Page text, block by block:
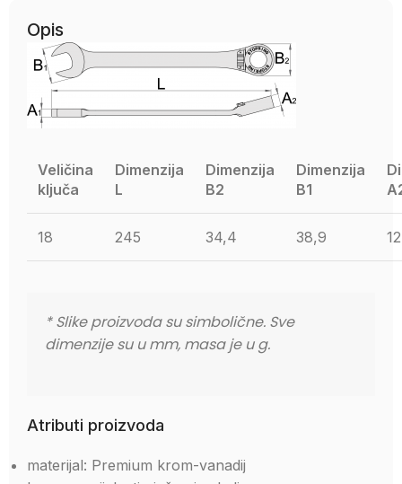
Opis
Veličina
ključa
Dimenzija
L
Dimenzija
B2
Dimenzija
B1
18 245 34,4 38,9 12
* Slike proizvoda su simbolične. Sve
dimenzije su u mm, masa je u g.
Atributi proizvoda
materijal: Premium krom-vanadij